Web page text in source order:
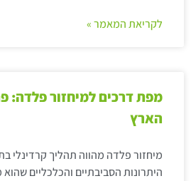
לקריאת המאמר »
מפת דרכים למיחזור פלדה:
הארץ
מיחזור פלדה מהווה תהליך קרדינלי
היתרונות הסביבתיים והכלכליים